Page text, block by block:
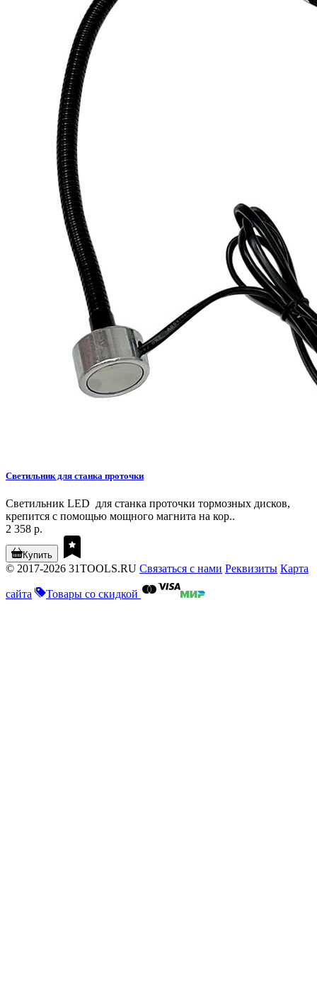
Светильник для станка проточки
Светильник LED для станка проточки тормозных дисков,
крепится с помощью мощного магнита на кор..
2 358 р.
Купить
© 2017-2026 31TOOLS.RU Связаться с нами Реквизиты Карта
сайта Товары со скидкой